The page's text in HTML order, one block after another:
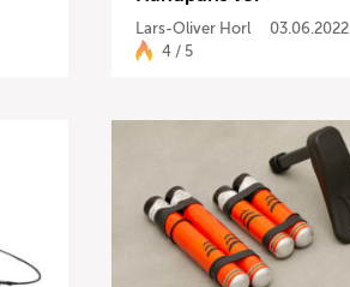
Lars-Oliver Horl
03.06.2022
4 / 5